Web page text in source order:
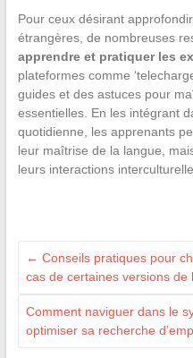
Pour ceux désirant
étrangères, de nombreuses
apprendre et pratiquer les
plateformes comme
guides et des astuces pour
essentielles. En les intégrant
quotidienne, les apprenants
leur maîtrise de la langue,
leurs interactions
← Conseils pratiques pour
cas de certaines versions de
Comment naviguer dans le
optimiser sa recherche